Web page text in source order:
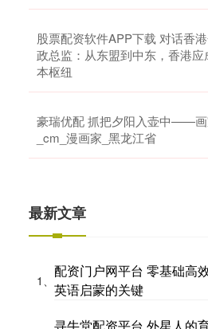
股票配资软件APP下载 对话香
政总监：从东盟到中东，香港
本枢纽
豪瑞优配 抓把夕阳入壶中——
_cm_漫画家_黑龙江省
最新文章
1、
配资门户网平台 零基础高
英语启蒙的关键